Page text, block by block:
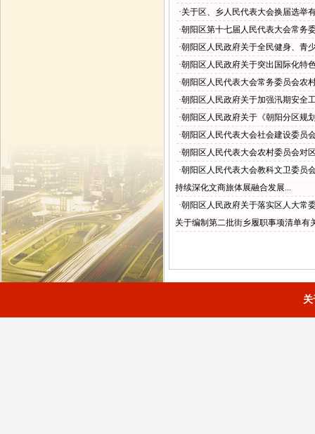
·关于区、乡人民代表大会换届选举
·朝阳区第十七届人民代表大会常务
·朝阳区人民政府关于全民健身、青
·朝阳区人民政府关于突出国际化特
·朝阳区人民代表大会常务委员会农
·朝阳区人民政府关于加强汛期安全
·朝阳区人民政府关于《朝阳分区规
·朝阳区人民代表大会社会建设委员
·朝阳区人民代表大会农村委员会对
·朝阳区人民代表大会教科文卫委员
持续深化文商旅体展融合发展...
·朝阳区人民政府关于落实区人大常
关于编制第二批街乡履职事项清单有